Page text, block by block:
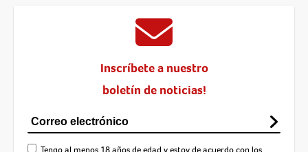
Inscríbete a nuestro
boletín de noticias!
Tengo al menos 18 años de edad y estoy de acuerdo con los